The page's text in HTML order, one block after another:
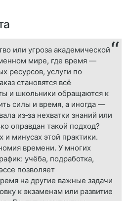
или угроза академической
мире, где время —
ресурсов, услуги по
становятся всё
и школьники обращаются к
силы и время, а иногда —
из‑за нехватки знаний или
оправдан такой подход?
и минусах этой практики.
времени. У многих
учёба, подработка,
позволяет
на другие важные задачи
к экзаменам или развитие